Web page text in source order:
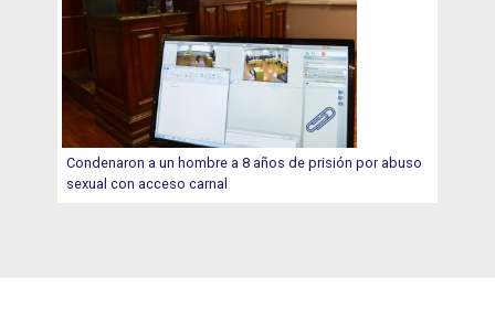
Condenaron a un hombre a 8 años de prisión por abuso
sexual con acceso carnal